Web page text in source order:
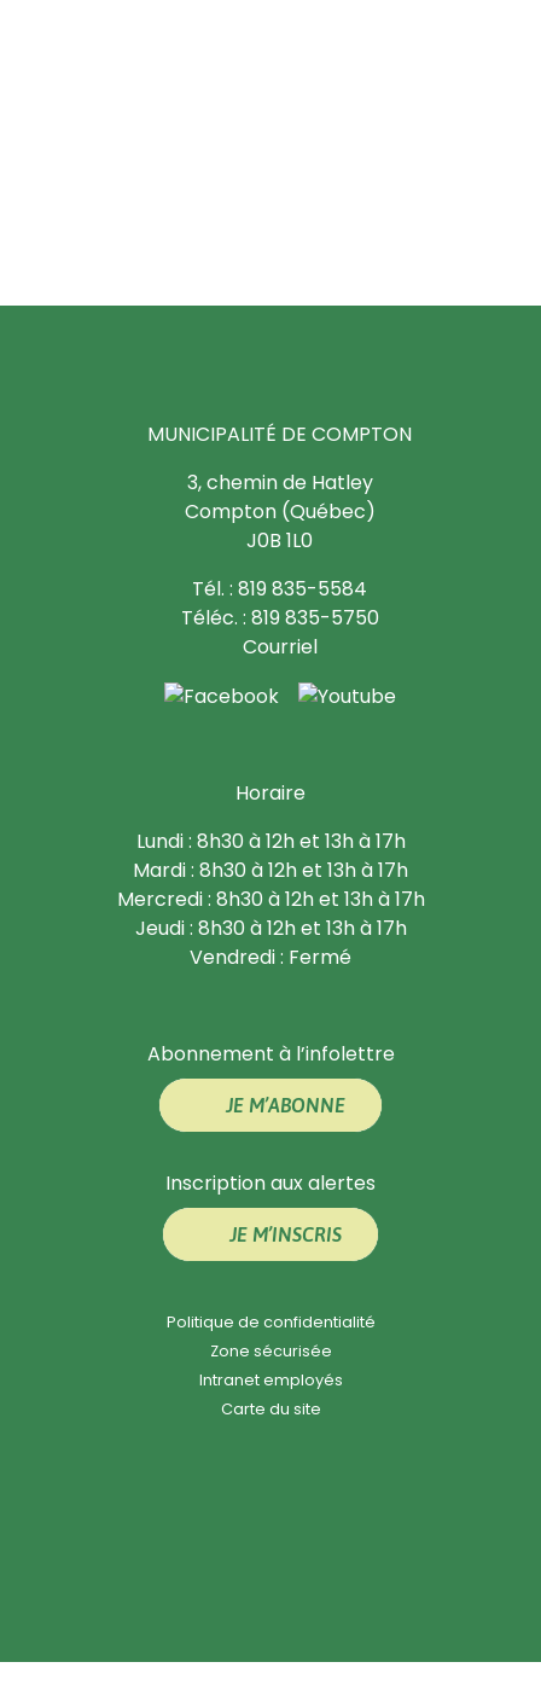
MUNICIPALITÉ DE COMPTON
3, chemin de Hatley
Compton (Québec)
J0B 1L0
Tél. : 819 835-5584
Téléc. : 819 835-5750
Courriel
Horaire
Lundi : 8h30 à 12h et 13h à 17h
Mardi : 8h30 à 12h et 13h à 17h
Mercredi : 8h30 à 12h et 13h à 17h
Jeudi : 8h30 à 12h et 13h à 17h
Vendredi : Fermé
Abonnement à l’infolettre
JE M’ABONNE
Inscription aux alertes
JE M’INSCRIS
Politique de confidentialité
Zone sécurisée
Intranet employés
Carte du site